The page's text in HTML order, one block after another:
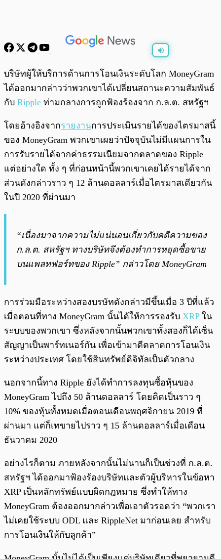
พร้อมเล่น
บริษัทผู้ให้บริการด้านการโอนเงินระดับโลก MoneyGram
ได้ออกมากล่าวว่าพวกเขาได้เปลี่ยนสถานะความสัมพันธ์
กับ Ripple ท่ามกลางการถูกฟ้องร้องจาก ก.ล.ต. สหรัฐฯ
โดยอ้างอิงจากรายงานการประเมินรายได้ของไตรมาสนี้
ของ MoneyGram พวกเขาเผยว่าปัจจุบันไม่มีแผนการใน
การรับรายได้จากค่าธรรมเนียมจากตลาดของ Ripple
แต่อย่างใด ทั้ง ๆ ที่ก่อนหน้านี้พวกเขาเคยได้รายได้จาก
ส่วนดังกล่าวราว ๆ 12 ล้านดอลลาร์เมื่อไตรมาสเดียวกัน
ในปี 2020 ที่ผ่านมา
“เนื่องมาจากความไม่แน่นอนเกี่ยวกับคดีความของ
ก.ล.ต. สหรัฐฯ ทางบริษัทจึงต้องทำการหยุดซื้อขาย
บนแพลทฟอร์ทของ Ripple” กล่าวโดย MoneyGram
การร่วมมือระหว่างสองบรษัทดังกล่าวมีขึ้นเมื่อ 3 ปีที่แล้ว
เมื่อตอนที่ทาง MoneyGram นั้นได้ให้การรองรับ XRPใน
ระบบของพวกเขา ซึ่งหลังจากนั้นพวกเขาทั้งสองก็ได้เซ็น
สัญญาเป็นพาร์ทเนอร์กัน เพื่อเข้ามาตีตลาดการโอนเงิน
ระหว่างประเทศ โดยใช้สินทรัพย์ดิจิทัลเป็นตัวกลาง
นอกจากนี้ทาง Ripple ยังได้ทำการลงทุนซื้อหุ้นของ
MoneyGram ไปถึง 50 ล้านดอลลาร์ โดยคิดเป็นราว ๆ
10% ของหุ้นทั้งหมดเมื่อตอนเดือนพฤศจิกายน 2019 ที่
ผ่านมา แต่ก็เทขายไปราว ๆ 15 ล้านดอลลาร์เมื่อเดือน
ธันวาคม 2020
อย่างไรก็ตาม ภายหลังจากนั้นไม่นานก็เป็นช่วงที่ ก.ล.ต.
สหรัฐฯ ได้ออกมาฟ้องร้องบริษัทและตัวผู้บริหารในข้อหา
XRP เป็นหลักทรัพย์แบบผิดกฎหมาย ซึ่งทำให้ทาง
MoneyGram ต้องออกมากล่าวเพื่อเอาตัวรอดว่า “พวกเรา
ไม่เคยใช้ระบบ ODL และ RippleNet มาก่อนเลย สำหรับ
การโอนเงินให้กับลูกค้า”